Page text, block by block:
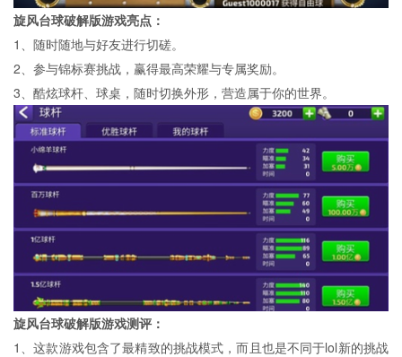
旋风台球破解版游戏亮点：
1、随时随地与好友进行切磋。
2、参与锦标赛挑战，赢得最高荣耀与专属奖励。
3、酷炫球杆、球桌，随时切换外形，营造属于你的世界。
旋风台球破解版游戏测评：
1、这款游戏包含了最精致的挑战模式，而且也是不同于lol新的挑战